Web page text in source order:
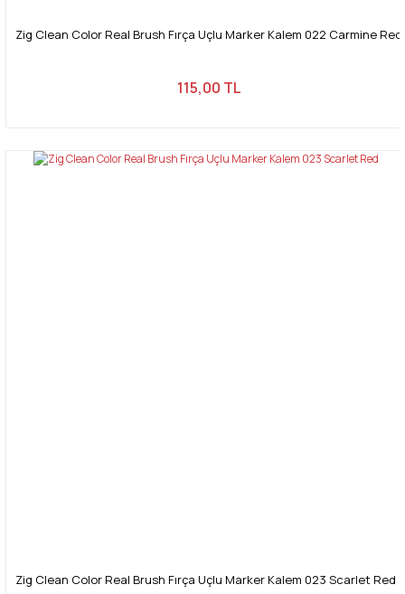
Zig Clean Color Real Brush Fırça Uçlu Marker Kalem 022 Carmine Red
115,00 TL
Zig Clean Color Real Brush Fırça Uçlu Marker Kalem 023 Scarlet Red